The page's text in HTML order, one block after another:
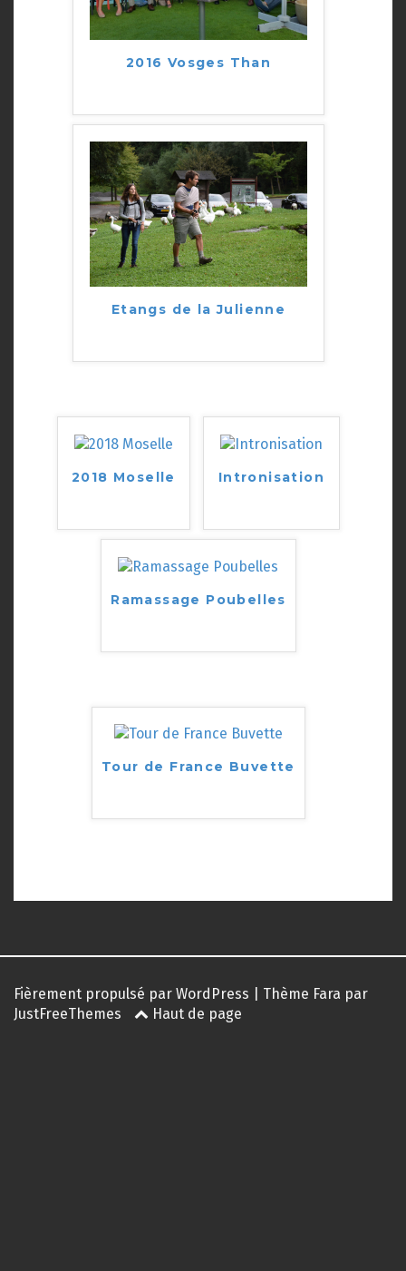
2016 Vosges Than
Etangs de la Julienne
2018 Moselle Intronisation
Ramassage Poubelles
Tour de France Buvette
Fièrement propulsé par WordPress Thème Fara par
JustFreeThemes
Haut de page